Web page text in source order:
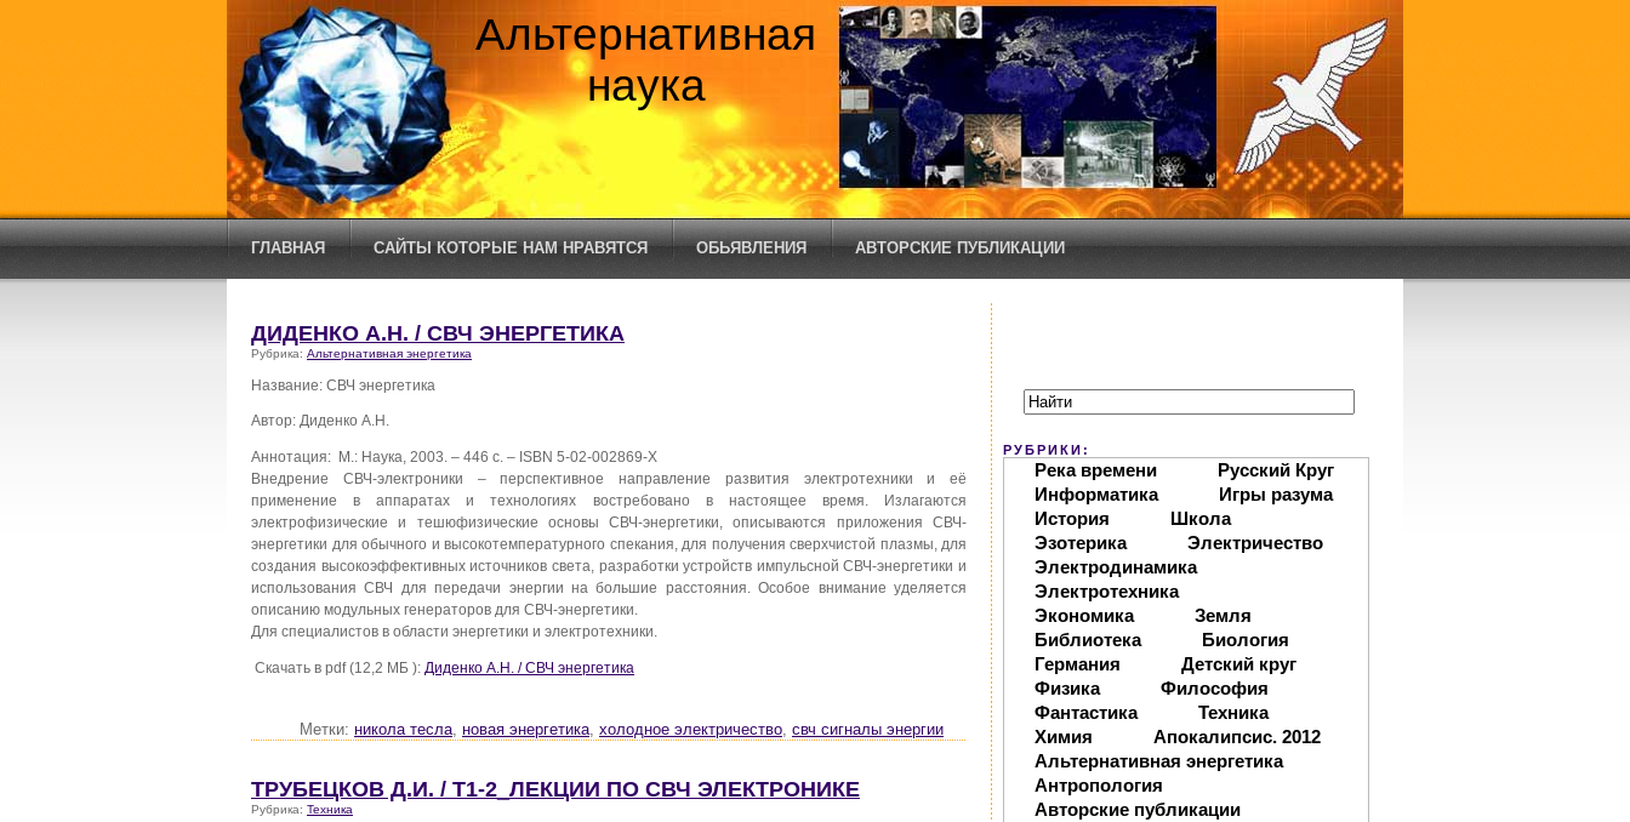
Альтернативная
наука
ГЛАВНАЯ САЙТЫ КОТОРЫЕ НАМ НРАВЯТСЯ ОБЬЯВЛЕНИЯ АВТОРСКИЕ ПУБЛИКАЦИИ
ДИДЕНКО А.Н. / СВЧ ЭНЕРГЕТИКА
Рубрика: Альтернативная энергетика
Название: СВЧ энергетика
Автор: Диденко А.Н.
Аннотация: М.: Наука, 2003. – 446 с. – ISBN 5-02-002869-Х
Внедрение СВЧ-электроники – перспективное направление развития электротехники и её
применение в аппаратах и технологиях востребовано в настоящее время. Излагаются
электрофизические и тешюфизические основы СВЧ-энергетики, описываются приложения СВЧ-
энергетики для обычного и высокотемпературного спекания, для получения сверхчистой плазмы, для
создания высокоэффективных источников света, разработки устройств импульсной СВЧ-энергетики и
использования СВЧ для передачи энергии на большие расстояния. Особое внимание уделяется
описанию модульных генераторов для СВЧ-энергетики.
Для специалистов в области энергетики и электротехники.
Скачать в pdf (12,2 МБ ): Диденко А.Н. / СВЧ энергетика
Метки: никола тесла новая энергетика холодное электричество свч сигналы энергии
ТРУБЕЦКОВ Д.И. / Т1-2_ЛЕКЦИИ ПО СВЧ ЭЛЕКТРОНИКЕ
Рубрика: Техника
РУБРИКИ:
Река времени
Русский Круг
Информатика
Игры разума
История
Школа
Эзотерика
Электричество
Электродинамика
Электротехника
Экономика
Земля
Библиотека
Биология
Германия
Детский круг
Физика
Философия
Фантастика
Техника
Химия
Апокалипсис. 2012
Альтернативная энергетика
Антропология
Авторские публикации